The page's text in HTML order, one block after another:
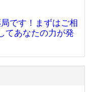
です！まずはご相
てあなたの力が発